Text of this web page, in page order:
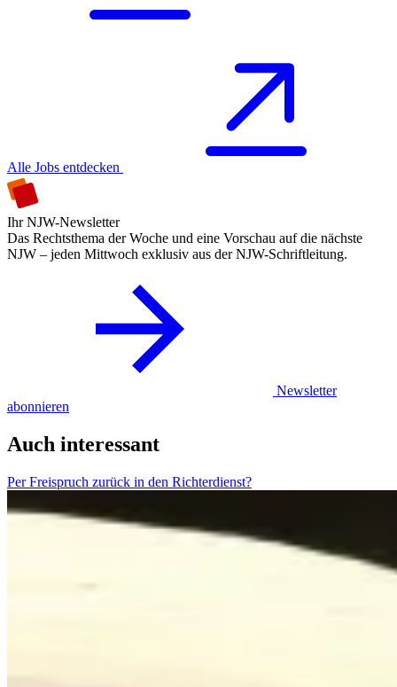
Alle Jobs entdecken
Ihr NJW-Newsletter
Das Rechtsthema der Woche und eine Vorschau auf die nächste
NJW – jeden Mittwoch exklusiv aus der NJW-Schriftleitung.
Newsletter
abonnieren
Auch interessant
Per Freispruch zurück in den Richterdienst?